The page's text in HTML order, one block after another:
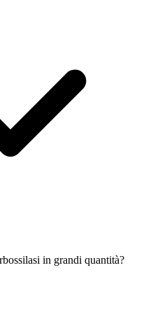
in grandi quantità?